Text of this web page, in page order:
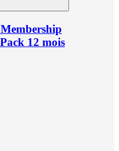
12 mois